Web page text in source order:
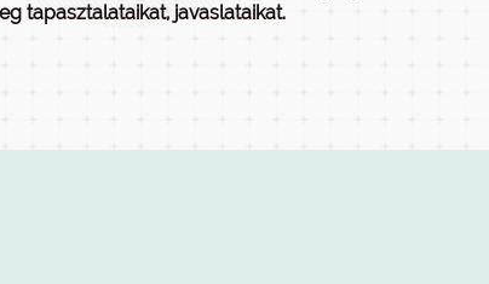
tapasztalataikat, javaslataikat.